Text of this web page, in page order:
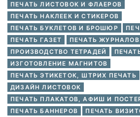
ПЕЧАТЬ ЛИСТОВОК И ФЛАЕРОВ
ПЕЧАТЬ НАКЛЕЕК И СТИКЕРОВ
ПЕЧАТЬ БУКЛЕТОВ И БРОШЮР
ПЕЧАТЬ ГАЗЕТ
ПЕЧАТЬ ЖУРНАЛОВ
ПРОИЗВОДСТВО ТЕТРАДЕЙ
ИЗГОТОВЛЕНИЕ МАГНИТОВ
ПЕЧАТЬ ЭТИКЕТОК, ШТРИХ ПЕЧАТЬ
ДИЗАЙН ЛИСТОВОК
ПЕЧАТЬ ПЛАКАТОВ, АФИШ И
ПЕЧАТЬ БАННЕРОВ
ПЕЧАТЬ